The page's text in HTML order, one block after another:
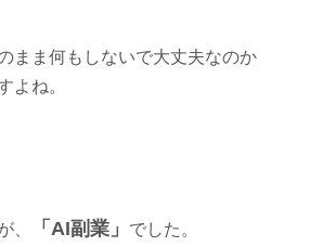
まま何もしないで大丈夫なのか
よね。
、 「AI副業」 でした。